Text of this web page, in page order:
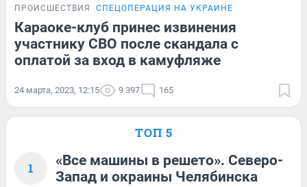
ПРОИСШЕСТВИЯ СПЕЦОПЕРАЦИЯ НА УКРАИНЕ
Караоке-клуб принес извинения
участнику СВО после скандала с
оплатой за вход в камуфляже
24 марта, 2023, 12:15 9 397 165
ТОП 5
1
«Все машины в решето». Северо-
Запад и окраины Челябинска